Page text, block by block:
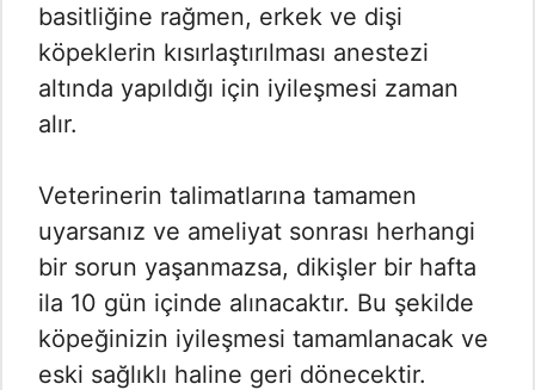
basitliğine rağmen, erkek ve dişi
köpeklerin kısırlaştırılması anestezi
altında yapıldığı için iyileşmesi zaman
alır.
Veterinerin talimatlarına tamamen
uyarsanız ve ameliyat sonrası herhangi
bir sorun yaşanmazsa, dikişler bir hafta
ila 10 gün içinde alınacaktır. Bu şekilde
köpeğinizin iyileşmesi tamamlanacak ve
eski sağlıklı haline geri dönecektir.